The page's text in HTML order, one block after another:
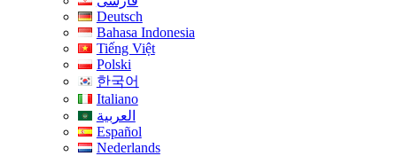
Deutsch
Bahasa Indonesia
Tiếng Việt
Polski
한국어
Italiano
العربية
Español
Nederlands